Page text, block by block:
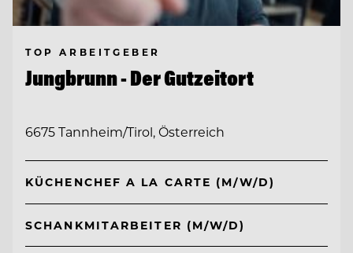
TOP ARBEITGEBER
Jungbrunn - Der Gutzeitort
6675 Tannheim/Tirol, Österreich
KÜCHENCHEF A LA CARTE (M/W/D)
SCHANKMITARBEITER (M/W/D)